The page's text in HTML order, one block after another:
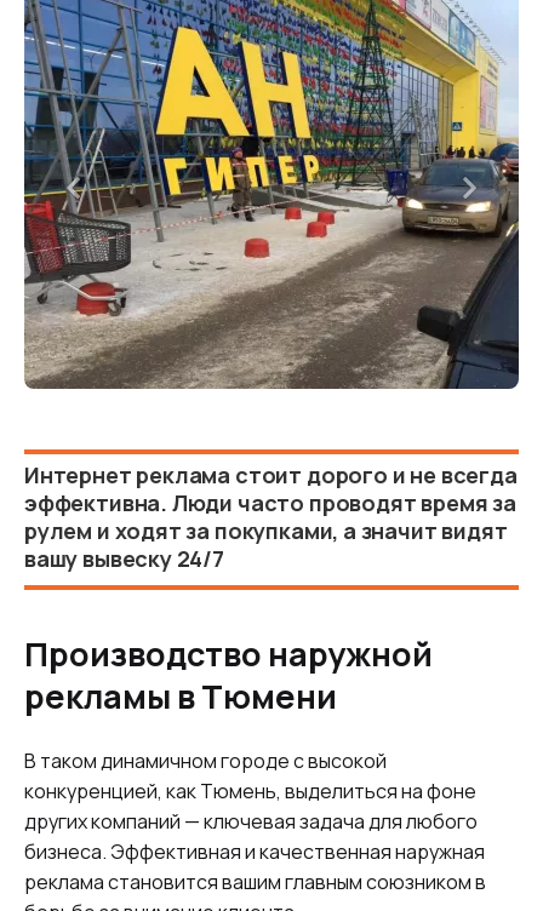
Интернет реклама стоит дорого и не всегда
эффективна. Люди часто проводят время за
рулем и ходят за покупками, а значит видят
вашу вывеску 24/7
Производство наружной
рекламы в Тюмени
В таком динамичном городе с высокой
конкуренцией, как Тюмень, выделиться на фоне
других компаний — ключевая задача для любого
бизнеса. Эффективная и качественная наружная
реклама становится вашим главным союзником в